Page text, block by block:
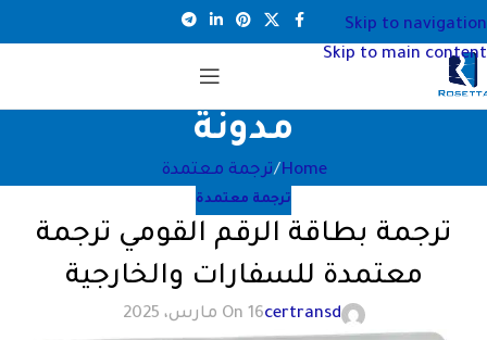
Skip to navigation
Skip to main content
مدونة
Home ترجمة معتمدة
ترجمة معتمدة
ترجمة بطاقة الرقم القومي ترجمة
معتمدة للسفارات والخارجية
certransdOn 16 مارس، 2025